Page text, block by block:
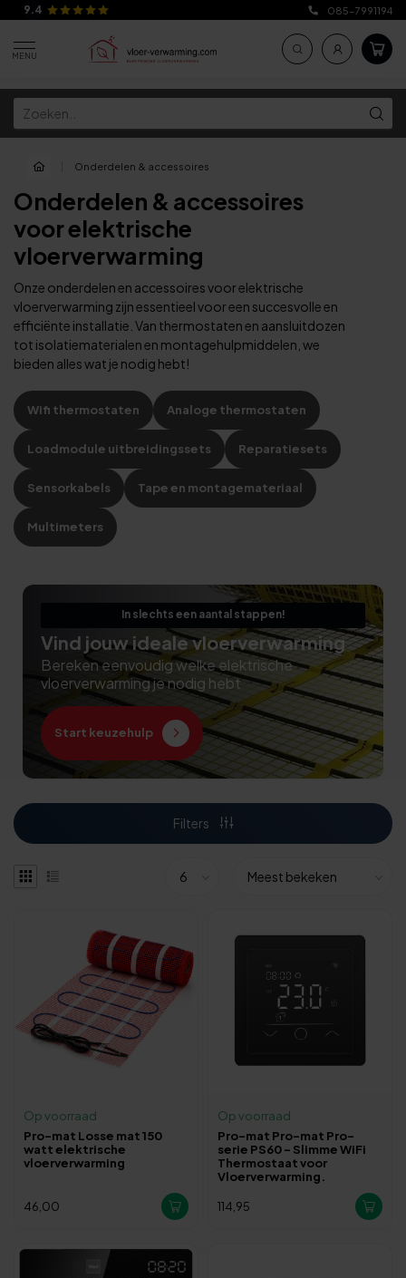
9.4 085-7991194
MENU
Onderdelen & accessoires
Onderdelen & accessoires
voor elektrische
vloerverwarming
Onze onderdelen en accessoires voor elektrische
vloerverwarming zijn essentieel voor een succesvolle en
efficiënte installatie. Van thermostaten en aansluitdozen
tot isolatiematerialen en montagehulpmiddelen, we
bieden alles wat je nodig hebt!
Wifi thermostaten Analoge thermostaten
Loadmodule uitbreidingssets Reparatiesets
Sensorkabels Tape en montagemateriaal
Multimeters
In slechts een aantal stappen!
Vind jouw ideale vloerverwarming
Bereken eenvoudig welke elektrische
vloerverwarming je nodig hebt
Start keuzehulp
Filters
Op voorraad
Pro-mat Losse mat 150
watt elektrische
vloerverwarming
46,00
Op voorraad
Pro-mat Pro-mat Pro-
serie PS60 – Slimme WiFi
Thermostaat voor
Vloerverwarming.
114,95